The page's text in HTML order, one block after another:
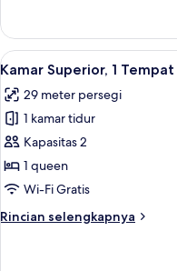
Twin
Kamar
Standar,
2
Tidur
Twin
Lihat
semua
foto
untuk
Kamar
Superior,
1
Tidur
6
Kamar Superior, 1
29 meter persegi
1 kamar tidur
Kapasitas 2
1 queen
Wi-Fi Gratis
Rincian selengkapnya
Rincian